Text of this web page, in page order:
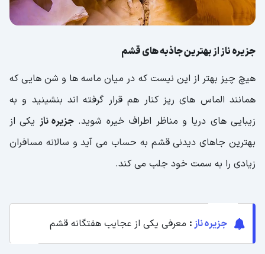
جزیره ناز از بهترین جاذبه های قشم
هیچ چیز بهتر از این نیست که در میان ماسه ها و شن هایی که
همانند الماس های ریز کنار هم قرار گرفته اند بنشینید و به
زیبایی های دریا و مناظر اطراف خیره شوید. جزیره ناز یکی از
بهترین جاهای دیدنی قشم به حساب می آید و سالانه مسافران
زیادی را به سمت خود جلب می کند.
جزیره ناز: معرفی یکی از عجایب هفتگانه قشم